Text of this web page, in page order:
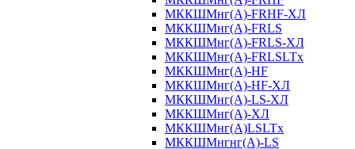
МККШМнг(А)-FRHF-ХЛ
МККШМнг(А)-FRLS
МККШМнг(А)-FRLS-ХЛ
МККШМнг(А)-FRLSLTx
МККШМнг(А)-HF
МККШМнг(А)-HF-ХЛ
МККШМнг(А)-LS-ХЛ
МККШМнг(А)-ХЛ
МККШМнг(А)LSLTx
МККШМнгнг(А)-LS